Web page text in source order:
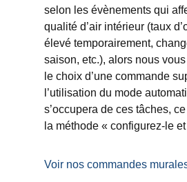
selon les évènements qui
qualité d’air intérieur (taux
élevé temporairement,
saison, etc.), alors nous
le choix d’une commande
l’utilisation du mode
s’occupera de ces tâches,
la méthode « configurez-le
Voir nos commandes